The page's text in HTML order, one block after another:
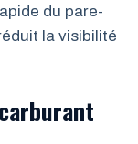
du pare-
la visibilité